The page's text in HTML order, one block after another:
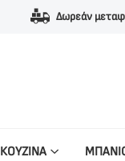
Δωρεάν
ΚΟΥΖΙΝΑ